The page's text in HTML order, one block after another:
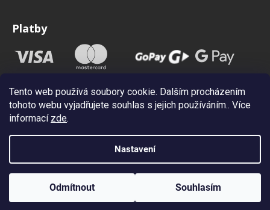
Tento web používá soubory cookie. Dalším procházením
tohoto webu vyjadřujete souhlas s jejich používáním.. Více
informací zde.
Nastavení
Odmítnout Souhlasím
Platby
. Všechna práva vyhrazena.
Newsletter (Sleva 10%)